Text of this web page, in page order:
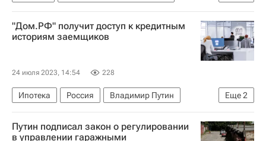
Максим Ликсутов
Сергей Собянин
"Дом.РФ" получит доступ к кредитным
историям заемщиков
24 июля 2023, 14:54 228
Еще2
Ипотека Россия
Владимир Путин
"Дом.РФ"
Законодательство
Путин подписал закон о регулировании
в управлении гаражными